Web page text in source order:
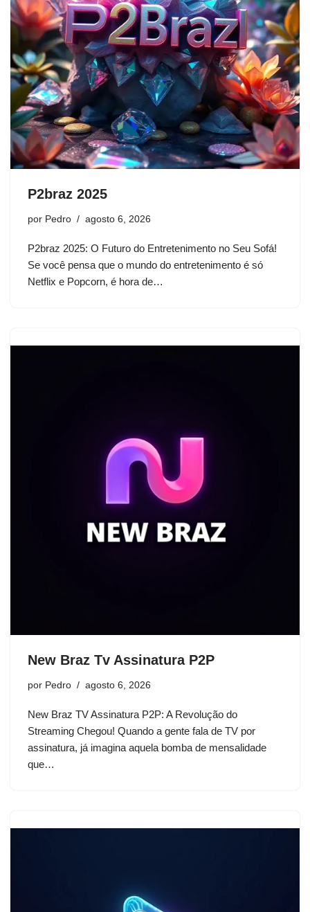
P2braz 2025
por Pedro agosto 6, 2026
P2braz 2025: O Futuro do Entretenimento no Seu Sofá!
Se você pensa que o mundo do entretenimento é só
Netflix e Popcorn, é hora de…
New Braz Tv Assinatura P2P
por Pedro agosto 6, 2026
New Braz TV Assinatura P2P: A Revolução do
Streaming Chegou! Quando a gente fala de TV por
assinatura, já imagina aquela bomba de mensalidade
que…